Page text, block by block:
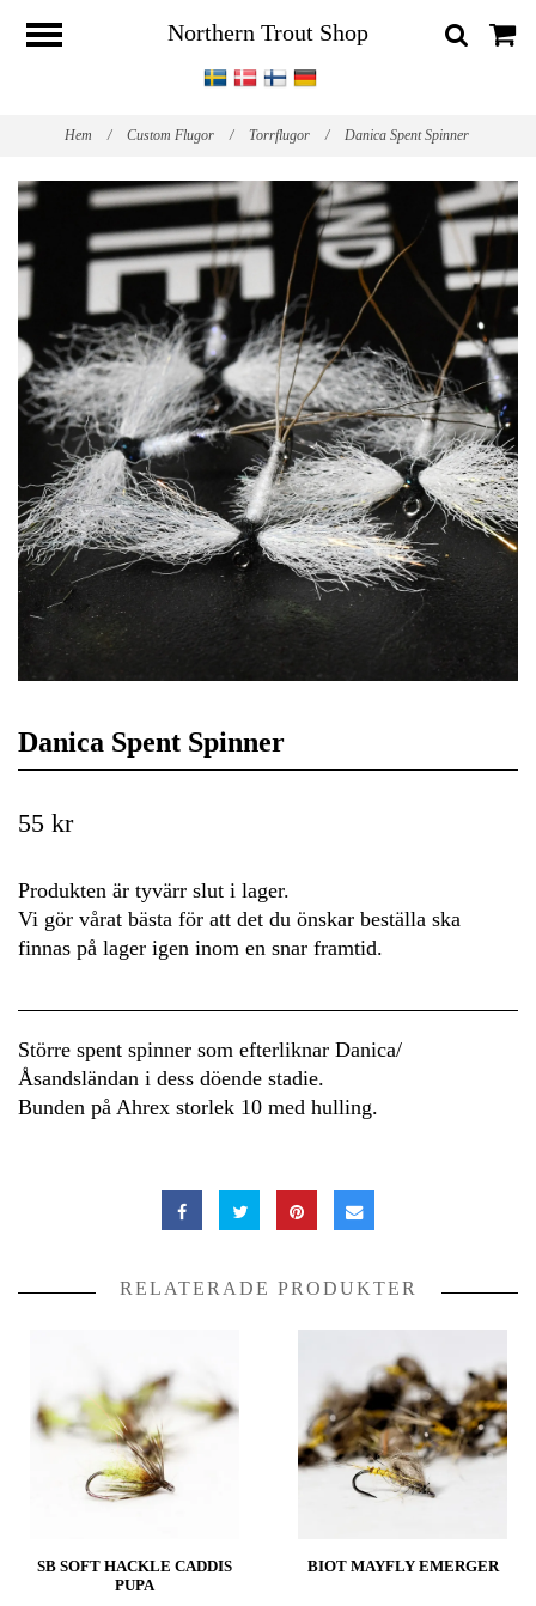
Northern Trout Shop
Hem / Custom Flugor / Torrflugor / Danica Spent Spinner
Danica Spent Spinner
55 kr
Produkten är tyvärr slut i lager.
Vi gör vårat bästa för att det du önskar beställa ska
finnas på lager igen inom en snar framtid.
Större spent spinner som efterliknar Danica/
Åsandsländan i dess döende stadie.
Bunden på Ahrex storlek 10 med hulling.
RELATERADE PRODUKTER
SB SOFT HACKLE CADDIS
PUPA
BIOT MAYFLY EMERGER